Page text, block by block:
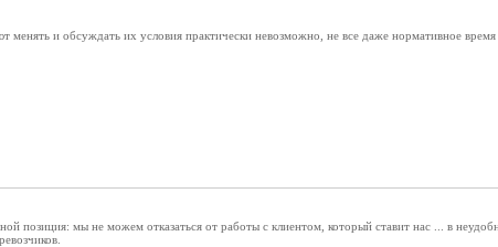
менять и обсуждать их условия практически невозможно, не все даже нормативное
позиция: мы не можем отказаться от работы с клиентом, который ставит нас ... в